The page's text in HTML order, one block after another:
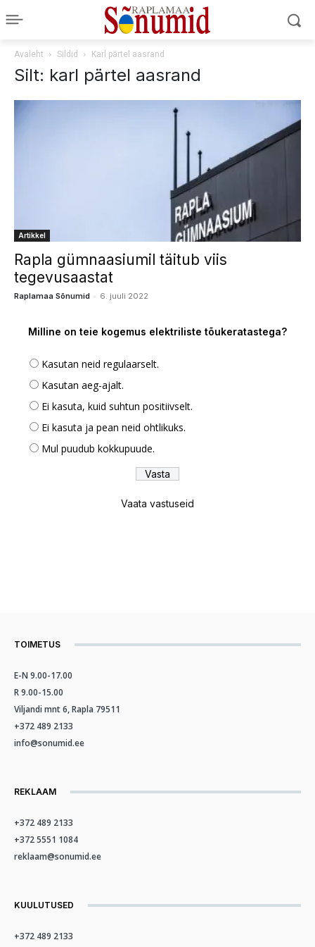
Avaleht Sildid Karl pärtel aasrand
Silt: karl pärtel aasrand
Artikkel
Rapla gümnaasiumil täitub viis
tegevusaastat
Raplamaa Sõnumid - 6. juuli 2022
Milline on teie kogemus elektriliste tõukeratastega?
Kasutan neid regulaarselt.
Kasutan aeg-ajalt.
Ei kasuta, kuid suhtun positiivselt.
Ei kasuta ja pean neid ohtlikuks.
Mul puudub kokkupuude.
Vaata vastuseid
TOIMETUS
E-N 9.00-17.00
R 9.00-15.00
Viljandi mnt 6, Rapla 79511
+372 489 2133
info@sonumid.ee
REKLAAM
+372 489 2133
+372 5551 1084
reklaam@sonumid.ee
KUULUTUSED
+372 489 2133